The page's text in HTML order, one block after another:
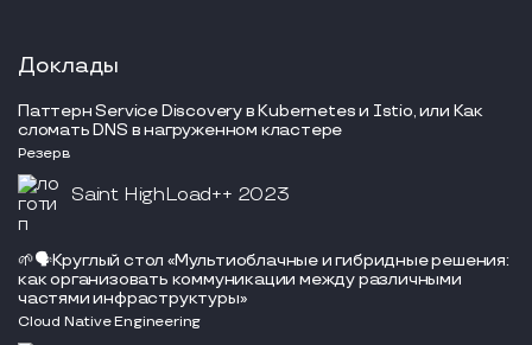
Доклады
Паттерн Service Discovery в Kubernetes и Istio, или Как
сломать DNS в нагруженном кластере
Резерв
Saint HighLoad++ 2023
🌱🗣Круглый стол «Мультиоблачные и гибридные решения:
как организовать коммуникации между различными
частями инфраструктуры»
Cloud Native Engineering